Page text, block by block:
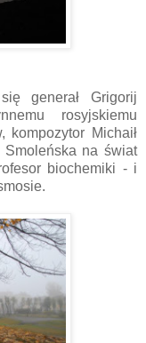
generał Grigorij
rosyjskiemu
kompozytor Michaił
na świat
biochemiki - i